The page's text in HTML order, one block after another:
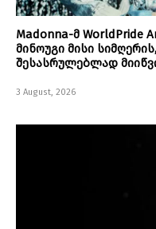
Madonna-მ WorldPride
მინოუგი მისი
შესასრულებლად
3 August, 2026